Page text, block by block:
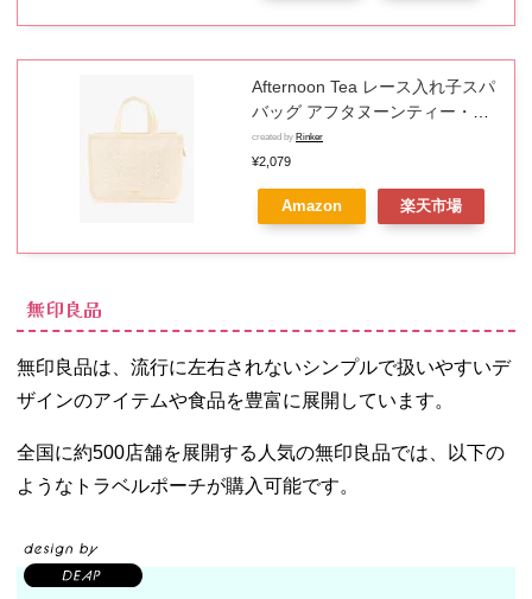
Afternoon Tea レース入れ子スパ
バッグ アフタヌーンティー・リ
ビング 財布・ポーチ・ケース ポ
ーチ ホワイト グリーン
created by Rinker
¥2,079
Amazon 楽天市場
無印良品
無印良品は、流行に左右されないシンプルで扱いやすいデ
ザインのアイテムや食品を豊富に展開しています。
全国に約500店舗を展開する人気の無印良品では、以下の
ようなトラベルポーチが購入可能です。